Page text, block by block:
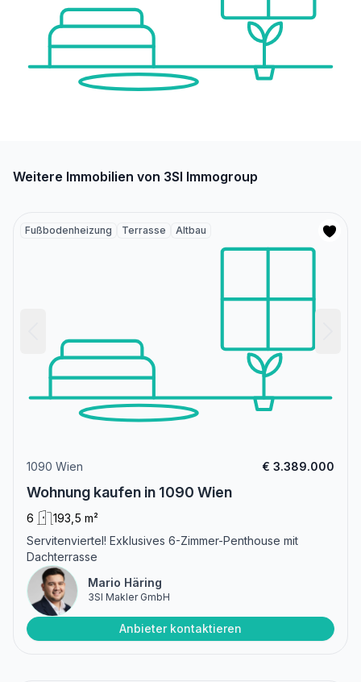
Weitere Immobilien von 3SI Immogroup
Fußbodenheizung Terrasse Altbau
1090 Wien € 3.389.000
Wohnung kaufen in 1090 Wien
6
193,5 m²
Servitenviertel! Exklusives 6-Zimmer-Penthouse mit
Dachterrasse
Mario Häring
3SI Makler GmbH
Anbieter kontaktieren